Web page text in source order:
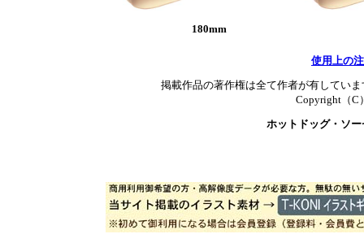
180mm
使用上の
掲載作品の著作権は全て作者が有してい
Copyright（C
ホットドッグ・ソ